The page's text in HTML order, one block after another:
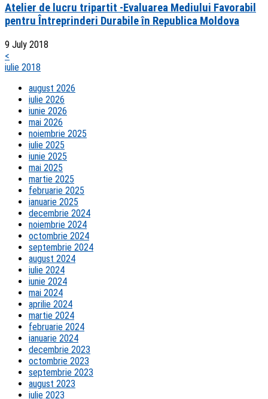
Atelier de lucru tripartit -Evaluarea Mediului Favorabil
pentru Întreprinderi Durabile în Republica Moldova
9 July 2018
<
iulie 2018
august 2026
iulie 2026
iunie 2026
mai 2026
noiembrie 2025
iulie 2025
iunie 2025
mai 2025
martie 2025
februarie 2025
ianuarie 2025
decembrie 2024
noiembrie 2024
octombrie 2024
septembrie 2024
august 2024
iulie 2024
iunie 2024
mai 2024
aprilie 2024
martie 2024
februarie 2024
ianuarie 2024
decembrie 2023
octombrie 2023
septembrie 2023
august 2023
iulie 2023